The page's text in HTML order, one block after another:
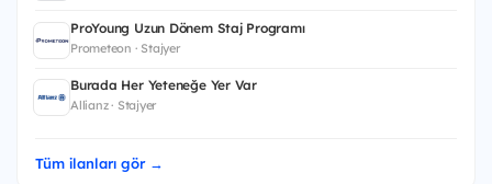
ProYoung Uzun Dönem Staj Programı
Prometeon · Stajyer
Burada Her Yeteneğe Yer Var
Allianz · Stajyer
Tüm ilanları gör →